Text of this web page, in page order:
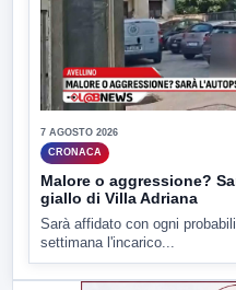
7 AGOSTO 2026
CRONACA
Malore o aggressione?
giallo di Villa Adriana
Sarà affidato con ogni
settimana l'incarico...